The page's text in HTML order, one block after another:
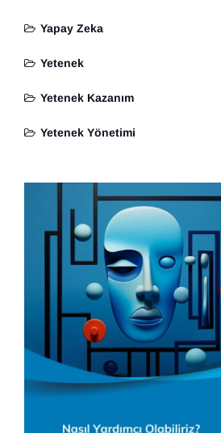
Yapay Zeka
Yetenek
Yetenek Kazanım
Yetenek Yönetimi